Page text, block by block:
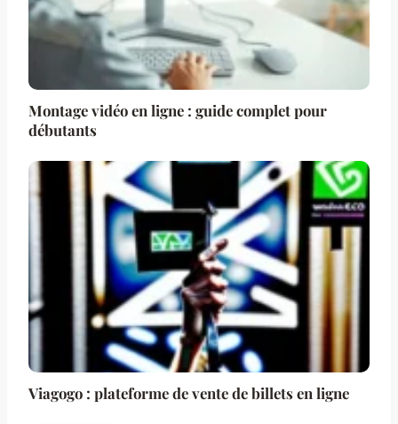
Montage vidéo en ligne : guide complet pour
débutants
Viagogo : plateforme de vente de billets en ligne